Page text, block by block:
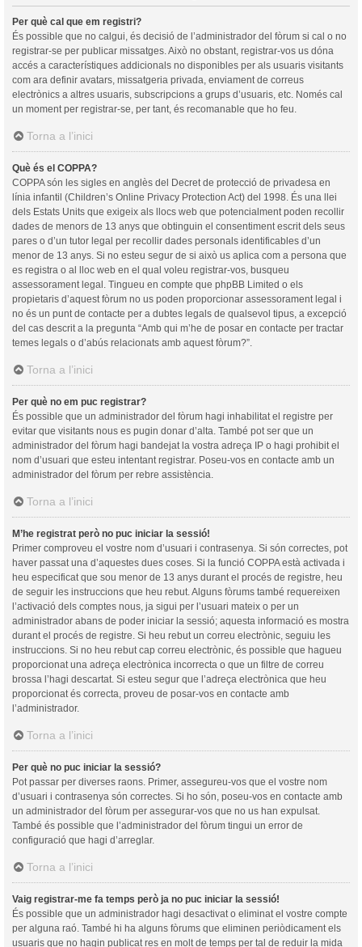
Per què cal que em registri?
És possible que no calgui, és decisió de l’administrador del fòrum si cal o no
registrar-se per publicar missatges. Això no obstant, registrar-vos us dóna
accés a característiques addicionals no disponibles per als usuaris visitants
com ara definir avatars, missatgeria privada, enviament de correus
electrònics a altres usuaris, subscripcions a grups d’usuaris, etc. Només cal
un moment per registrar-se, per tant, és recomanable que ho feu.
Torna a l’inici
Què és el COPPA?
COPPA són les sigles en anglès del Decret de protecció de privadesa en
línia infantil (Children’s Online Privacy Protection Act) del 1998. És una llei
dels Estats Units que exigeix als llocs web que potencialment poden recollir
dades de menors de 13 anys que obtinguin el consentiment escrit dels seus
pares o d’un tutor legal per recollir dades personals identificables d’un
menor de 13 anys. Si no esteu segur de si això us aplica com a persona que
es registra o al lloc web en el qual voleu registrar-vos, busqueu
assessorament legal. Tingueu en compte que phpBB Limited o els
propietaris d’aquest fòrum no us poden proporcionar assessorament legal i
no és un punt de contacte per a dubtes legals de qualsevol tipus, a excepció
del cas descrit a la pregunta “Amb qui m’he de posar en contacte per tractar
temes legals o d’abús relacionats amb aquest fòrum?”.
Torna a l’inici
Per què no em puc registrar?
És possible que un administrador del fòrum hagi inhabilitat el registre per
evitar que visitants nous es pugin donar d’alta. També pot ser que un
administrador del fòrum hagi bandejat la vostra adreça IP o hagi prohibit el
nom d’usuari que esteu intentant registrar. Poseu-vos en contacte amb un
administrador del fòrum per rebre assistència.
Torna a l’inici
M’he registrat però no puc iniciar la sessió!
Primer comproveu el vostre nom d’usuari i contrasenya. Si són correctes, pot
haver passat una d’aquestes dues coses. Si la funció COPPA està activada i
heu especificat que sou menor de 13 anys durant el procés de registre, heu
de seguir les instruccions que heu rebut. Alguns fòrums també requereixen
l’activació dels comptes nous, ja sigui per l’usuari mateix o per un
administrador abans de poder iniciar la sessió; aquesta informació es mostra
durant el procés de registre. Si heu rebut un correu electrònic, seguiu les
instruccions. Si no heu rebut cap correu electrònic, és possible que hagueu
proporcionat una adreça electrònica incorrecta o que un filtre de correu
brossa l’hagi descartat. Si esteu segur que l’adreça electrònica que heu
proporcionat és correcta, proveu de posar-vos en contacte amb
l’administrador.
Torna a l’inici
Per què no puc iniciar la sessió?
Pot passar per diverses raons. Primer, assegureu-vos que el vostre nom
d’usuari i contrasenya són correctes. Si ho són, poseu-vos en contacte amb
un administrador del fòrum per assegurar-vos que no us han expulsat.
També és possible que l’administrador del fòrum tingui un error de
configuració que hagi d’arreglar.
Torna a l’inici
Vaig registrar-me fa temps però ja no puc iniciar la sessió!
És possible que un administrador hagi desactivat o eliminat el vostre compte
per alguna raó. També hi ha alguns fòrums que eliminen periòdicament els
usuaris que no hagin publicat res en molt de temps per tal de reduir la mida